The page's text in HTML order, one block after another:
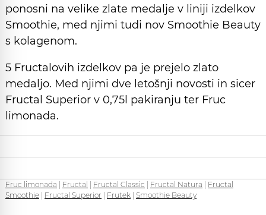
ponosni na velike zlate medalje v liniji izdelkov
Smoothie, med njimi tudi nov Smoothie Beauty
s kolagenom.
5 Fructalovih izdelkov pa je prejelo zlato
medaljo. Med njimi dve letošnji novosti in sicer
Fructal Superior v 0,75l pakiranju ter Fruc
limonada.
Fruc limonada | Fructal | Fructal Classic | Fructal Natura | Fructal
Smoothie | Fructal Superior | Frutek | Smoothie Beauty